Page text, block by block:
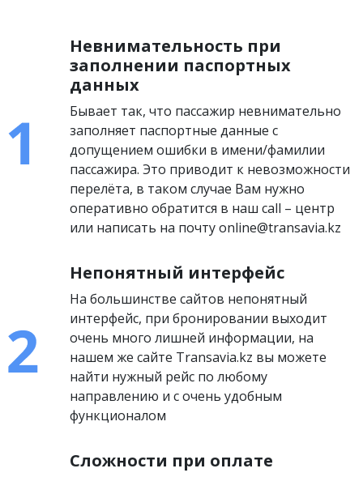
Невнимательность при
заполнении паспортных
данных
Бывает так, что пассажир невнимательно
заполняет паспортные данные с
допущением ошибки в имени/фамилии
пассажира. Это приводит к невозможности
перелёта, в таком случае Вам нужно
оперативно обратится в наш call – центр
или написать на почту online@transavia.kz
Непонятный интерфейс
На большинстве сайтов непонятный
интерфейс, при бронировании выходит
очень много лишней информации, на
нашем же сайте Transavia.kz вы можете
найти нужный рейс по любому
направлению и с очень удобным
функционалом
Сложности при оплате